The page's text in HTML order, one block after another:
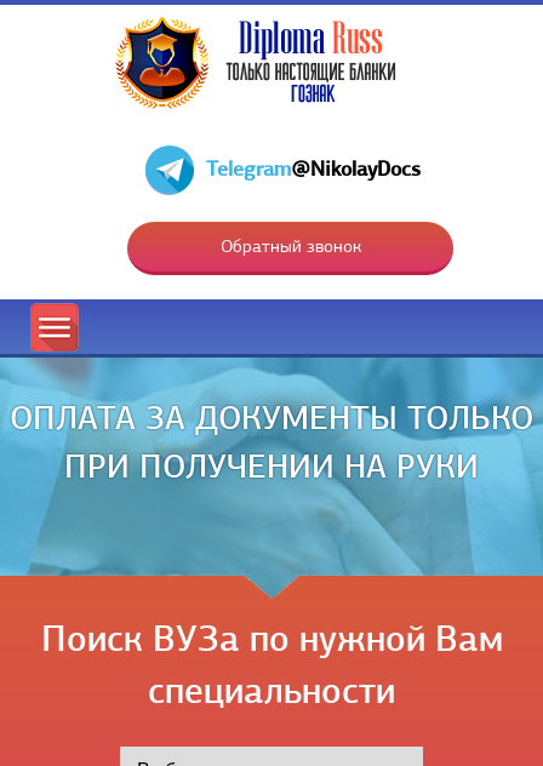
Telegram@NikolayDocs
Обратный звонок
ОПЛАТА ЗА ДОКУМЕНТЫ ТОЛЬКО
ПРИ ПОЛУЧЕНИИ НА РУКИ
Поиск ВУЗа по нужной Вам
специальности